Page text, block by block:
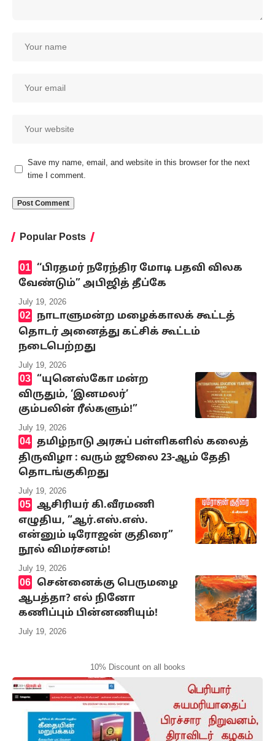
Save my name, email, and website in this browser for the next
time I comment.
Popular Posts
‘‘பிரதமர் நரேந்திர மோடி பதவி விலக
வேண்டும்” அபிஜித் தீப்கே
July 19, 2026
நாடாளுமன்ற மழைக்காலக் கூட்டத்
தொடர் அனைத்து கட்சிக் கூட்டம்
நடைபெற்றது
July 19, 2026
“யுனெஸ்கோ மன்ற
விருதும், ‘இனமலர்’
கும்பலின் ரீல்களும்!”
July 19, 2026
தமிழ்நாடு அரசுப் பள்ளிகளில் கலைத்
திருவிழா : வரும் ஜூலை 23-ஆம் தேதி
தொடங்குகிறது
July 19, 2026
ஆசிரியர் கி.வீரமணி
எழுதிய, “ஆர்.எஸ்.எஸ்.
என்னும் டிரோஜன் குதிரை”
நூல் விமர்சனம்!
July 19, 2026
சென்னைக்கு பெருமழை
ஆபத்தா? எல் நினோ
கணிப்பும் பின்னணியும்!
July 19, 2026
10% Discount on all books